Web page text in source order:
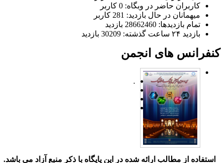
کاربران حاضر در وبگاه: 0 کاربر
میهمانان در حال بازدید: 281 کاربر
تمام بازدید‌ها: 28662460 بازدید
بازدید ۲۴ ساعت گذشته: 30209 بازدید
های انجمن
.
استفاده از مطالب ارائه شده در این پایگاه با ذکر منبع آزاد می باشد.